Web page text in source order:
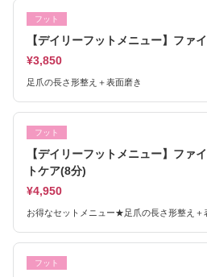
フット
【デイリーフットメニュー】ファ
¥3,850
足爪の長さ形整え＋表面磨き
フット
【デイリーフットメニュー】ファ
トケア(8分)
¥4,950
お得なセットメニュー★足爪の長さ形整え＋
フット